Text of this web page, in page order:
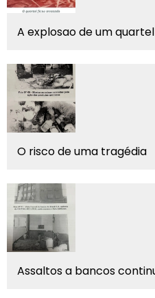
A explosao de um
O risco de uma tragédia
Assaltos a bancos